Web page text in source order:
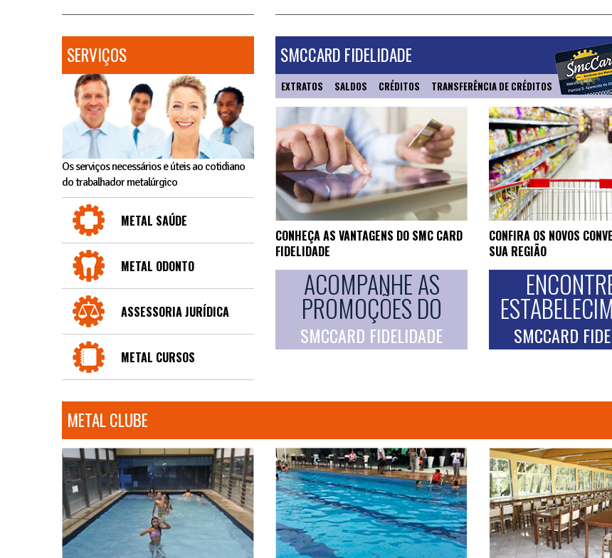
SERVIÇOS
Os serviços necessários e úteis ao cotidiano
do trabalhador metalúrgico
METAL SAÚDE
METAL ODONTO
ASSESSORIA JURÍDICA
METAL CURSOS
SMCCARD FIDELIDADE
EXTRATOS SALDOS CRÉDITOS TRANSFERÊNCIA DE CRÉDITOS
CONHEÇA AS VANTAGENS DO SMC CARD
FIDELIDADE
ACOMPANHE AS
PROMOÇÕES DO
SMCCARD FIDELIDADE
CONFIRA OS NOVOS
SUA REGIÃO
SMCCARD
METAL CLUBE